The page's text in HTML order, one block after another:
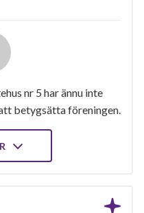
nr 5 har ännu inte
betygsätta föreningen.